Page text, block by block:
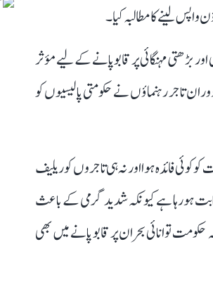
لینے کا مطالبہ کیا۔
مہنگائی پر قابو پانے کے لیے مؤثر
تاجر رہنماؤں نے حکومتی پالیسیوں کو
فائدہ ہوا اور نہ ہی تاجروں کو ریلیف
ہو رہا ہے کیونکہ شدید گرمی کے باعث
توانائی بحران پر قابو پانے میں بھی